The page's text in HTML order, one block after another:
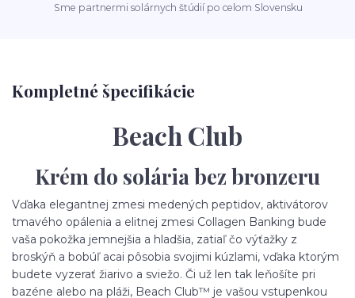
Sme partnermi solárnych štúdií po celom Slovensku
Kompletné špecifikácie
Beach Club
Krém do solária bez bronzeru
Vďaka elegantnej zmesi medených peptidov, aktivátorov
tmavého opálenia a elitnej zmesi Collagen Banking bude
vaša pokožka jemnejšia a hladšia, zatiaľ čo výťažky z
broskýň a bobúľ acai pôsobia svojimi kúzlami, vďaka ktorým
budete vyzerať žiarivo a sviežo. Či už len tak leňošíte pri
bazéne alebo na pláži, Beach Club™ je vašou vstupenkou